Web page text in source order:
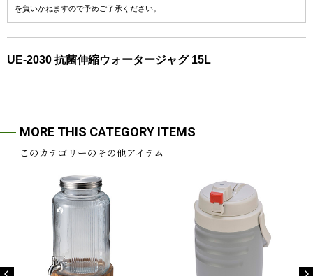
を負いかねますので予めご了承ください。
UE-2030 抗菌伸縮ウォータージャグ 15L
MORE THIS CATEGORY ITEMS
このカテゴリーのその他アイテム